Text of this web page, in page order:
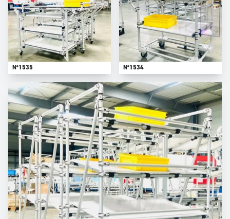
N°1535 N°1534